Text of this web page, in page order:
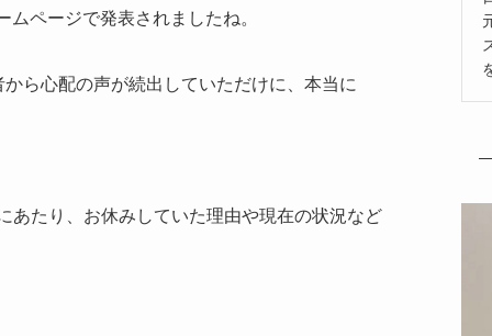
ページで発表されましたね。
ら心配の声が続出していただけに、本当に
あたり、お休みしていた理由や現在の状況など